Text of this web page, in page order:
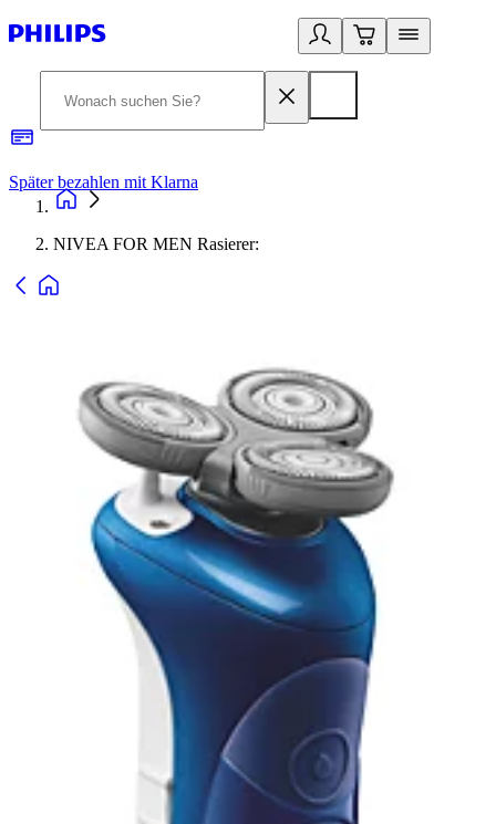
Später bezahlen mit Klarna
NIVEA FOR MEN Rasierer: